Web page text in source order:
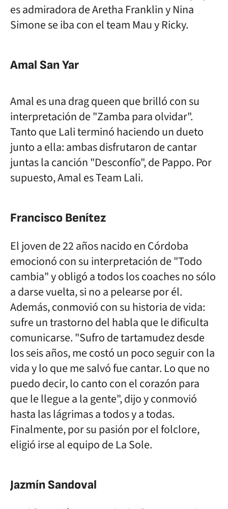
es admiradora de Aretha Franklin y Nina
Simone se iba con el team Mau y Ricky.
Amal San Yar
Amal es una drag queen que brilló con su
interpretación de "Zamba para olvidar".
Tanto que Lali terminó haciendo un dueto
junto a ella: ambas disfrutaron de cantar
juntas la canción "Desconfío", de Pappo. Por
supuesto, Amal es Team Lali.
Francisco Benítez
El joven de 22 años nacido en Córdoba
emocionó con su interpretación de "Todo
cambia" y obligó a todos los coaches no sólo
a darse vuelta, si no a pelearse por él.
Además, conmovió con su historia de vida:
sufre un trastorno del habla que le dificulta
comunicarse. "Sufro de tartamudez desde
los seis años, me costó un poco seguir con la
vida y lo que me salvó fue cantar. Lo que no
puedo decir, lo canto con el corazón para
que le llegue a la gente", dijo y conmovió
hasta las lágrimas a todos y a todas.
Finalmente, por su pasión por el folclore,
eligió irse al equipo de La Sole.
Jazmín Sandoval